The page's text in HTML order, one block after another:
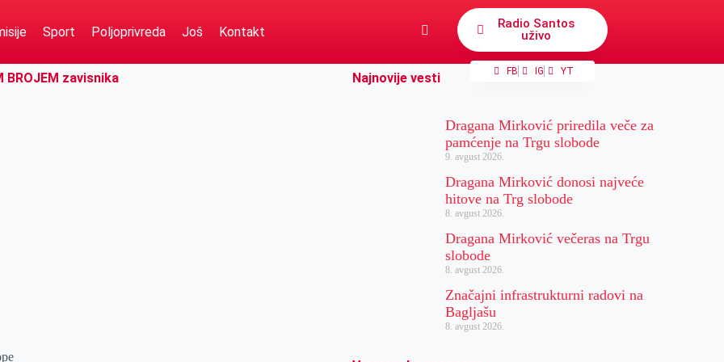
Sport Poljoprivreda Još Kontakt
Radio Santos
uživo
FB IG YT
BROJEM zavisnika Najnovije vesti
Dragana Mirković priredila veče za
pamćenje na Trgu slobode
9. avgust 2026.
Dragana Mirković donosi najveće
hitove na Trg slobode
8. avgust 2026.
Dragana Mirković večeras na Trgu
slobode
8. avgust 2026.
Značajni infrastrukturni radovi na
Bagljašu
8. avgust 2026.